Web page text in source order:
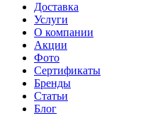
Доставка
Услуги
О компании
Акции
Фото
Сертификаты
Бренды
Статьи
Блог